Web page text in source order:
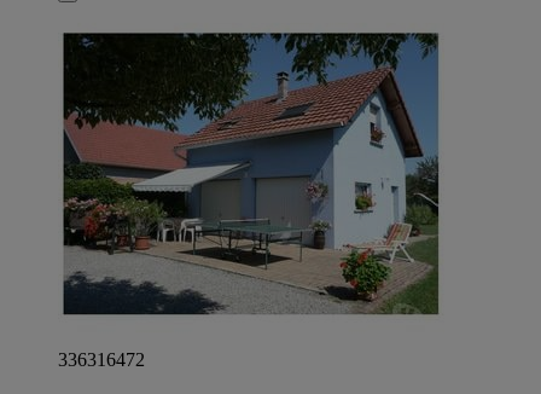
336316472